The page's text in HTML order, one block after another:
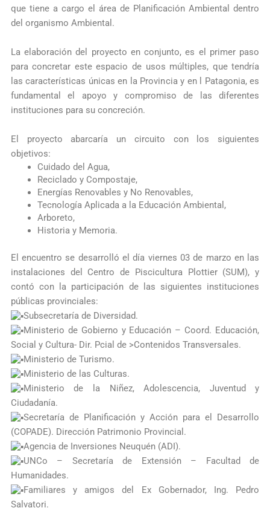
que tiene a cargo el área de Planificación Ambiental dentro
del organismo Ambiental.
La elaboración del proyecto en conjunto, es el primer paso
para concretar este espacio de usos múltiples, que tendría
las características únicas en la Provincia y en l Patagonia, es
fundamental el apoyo y compromiso de las diferentes
instituciones para su concreción.
El proyecto abarcaría un circuito con los siguientes
objetivos:
Cuidado del Agua,
Reciclado y Compostaje,
Energías Renovables y No Renovables,
Tecnología Aplicada a la Educación Ambiental,
Arboreto,
Historia y Memoria.
El encuentro se desarrolló el día viernes 03 de marzo en las
instalaciones del Centro de Piscicultura Plottier(SUM)​, y
contó con la participación de las siguientes instituciones
públicas provinciales:
Subsecretaría de Diversidad.
Ministerio de Gobierno y Educación – Coord. Educación,
Social y Cultura- Dir. Pcial de >Contenidos Transversales.
Ministerio de Turismo.
Ministerio de las Culturas.
Ministerio de la Niñez, Adolescencia, Juventud y
Ciudadanía.
Secretaría de Planificación y Acción para el Desarrollo
(COPADE). Dirección Patrimonio Provincial.
Agencia de Inversiones Neuquén (ADI).
UNCo – Secretaría de Extensión – Facultad de
Humanidades.
Familiares y amigos del Ex Gobernador, Ing. Pedro
Salvatori.